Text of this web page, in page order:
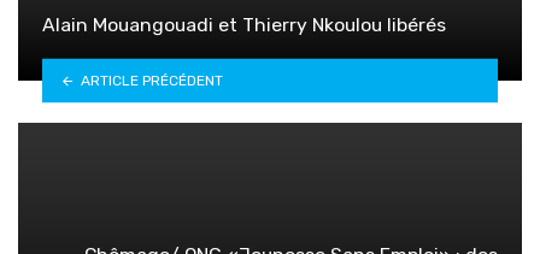
Alain Mouangouadi et Thierry Nkoulou libérés
ARTICLE PRÉCÉDENT